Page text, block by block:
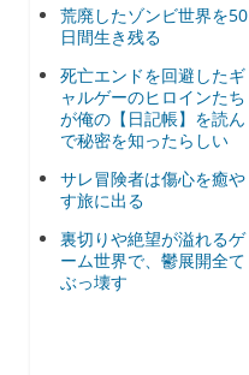
荒廃したゾンビ世界を50
日間生き残る
死亡エンドを回避したギ
ャルゲーのヒロインたち
が俺の【日記帳】を読ん
で秘密を知ったらしい
サレ冒険者は傷心を癒や
す旅に出る
裏切りや絶望が溢れるゲ
ーム世界で、鬱展開全て
ぶっ壊す